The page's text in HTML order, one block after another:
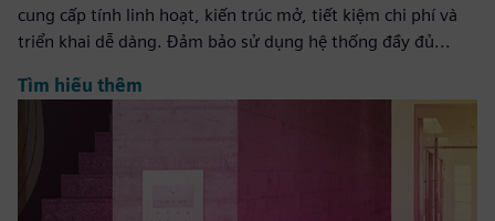
cung cấp tính linh hoạt, kiến trúc mở, tiết kiệm chi phí và
triển khai dễ dàng. Đảm bảo sử dụng hệ thống đầy đủ...
Tìm hiểu thêm